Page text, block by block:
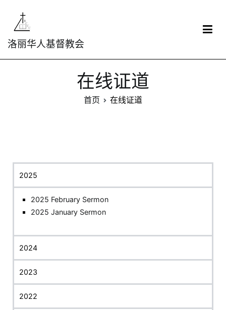
洛丽华人基督教会
在线证道
首页 在线证道
2025
2025 February Sermon
2025 January Sermon
2024
2023
2022